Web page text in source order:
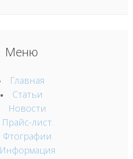
Меню
Главная
Статьи
Новости
Прайс-лист.
Фтографии
Информация